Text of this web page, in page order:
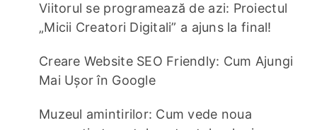
Viitorul se programează de azi: Proiectul
„Micii Creatori Digitali” a ajuns la final!
Creare Website SEO Friendly: Cum Ajungi
Mai Ușor în Google
Muzeul amintirilor: Cum vede noua